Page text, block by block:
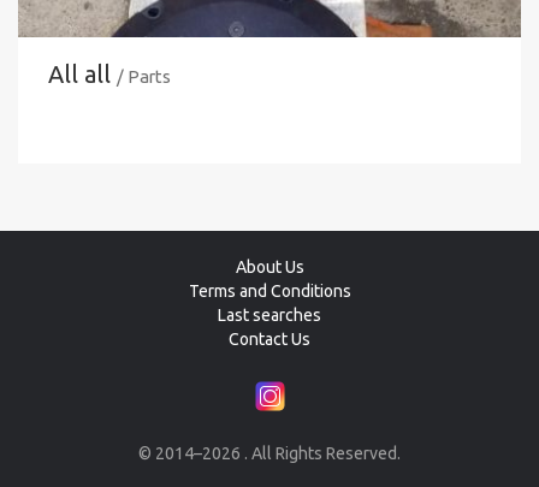
All all / Parts
About Us
Terms and Conditions
Last searches
Contact Us
© 2014–2026 . All Rights Reserved.